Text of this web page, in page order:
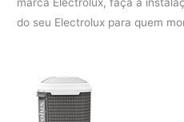
do seu Electrolux para quem